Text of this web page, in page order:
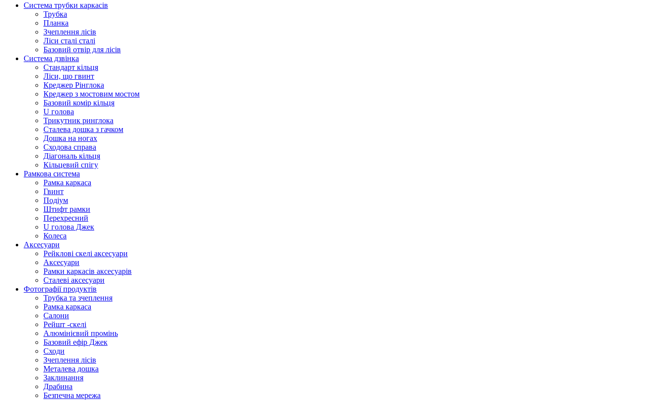
Система трубки каркасів
Трубка
Планка
Зчеплення лісів
Ліси сталі сталі
Базовий отвір для лісів
Система дзвінка
Стандарт кільця
Ліси, що гвинт
Креджер Рінглока
Креджер з мостовим мостом
Базовий комір кільця
U голова
Трикутник ринглока
Сталева дошка з гачком
Дошка на ногах
Сходова справа
Діагональ кільця
Кільцевий спігу
Рамкова система
Рамка каркаса
Гвинт
Подіум
Штифт рамки
Перехресний
U голова Джек
Колеса
Аксесуари
Рейклові скелі аксесуари
Аксесуари
Рамки каркасів аксесуарів
Сталеві аксесуари
Фотографії продуктів
Трубка та зчеплення
Рамка каркаса
Салони
Рейшт -скелі
Алюмінієвий промінь
Базовий ефір Джек
Сходи
Зчеплення лісів
Металева дошка
Заклинання
Драбина
Безпечна мережа